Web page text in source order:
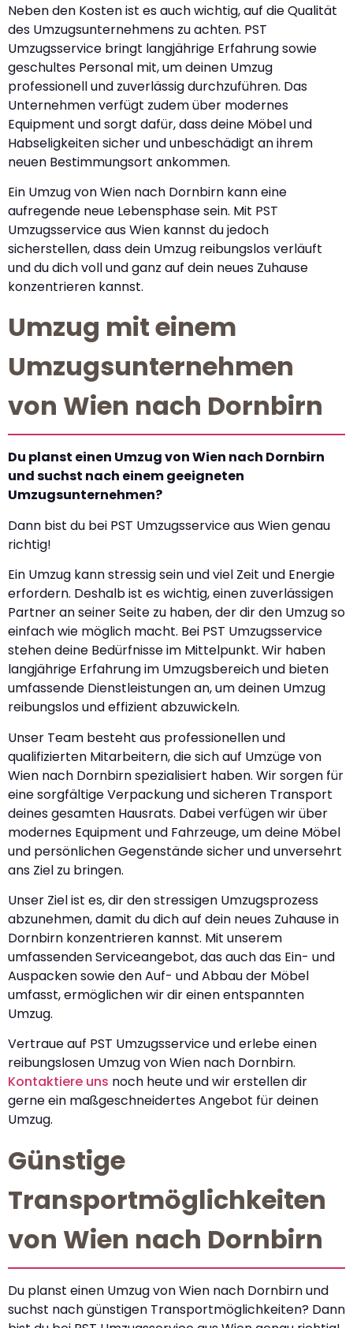
Neben den Kosten ist es auch wichtig, auf die Qualität
des Umzugsunternehmens zu achten. PST
Umzugsservice bringt langjährige Erfahrung sowie
geschultes Personal mit, um deinen Umzug
professionell und zuverlässig durchzuführen. Das
Unternehmen verfügt zudem über modernes
Equipment und sorgt dafür, dass deine Möbel und
Habseligkeiten sicher und unbeschädigt an ihrem
neuen Bestimmungsort ankommen.
Ein Umzug von Wien nach Dornbirn kann eine
aufregende neue Lebensphase sein. Mit PST
Umzugsservice aus Wien kannst du jedoch
sicherstellen, dass dein Umzug reibungslos verläuft
und du dich voll und ganz auf dein neues Zuhause
konzentrieren kannst.
Umzug mit einem
Umzugsunternehmen
von Wien nach Dornbirn
Du planst einen Umzug von Wien nach Dornbirn
und suchst nach einem geeigneten
Umzugsunternehmen?
Dann bist du bei PST Umzugsservice aus Wien genau
richtig!
Ein Umzug kann stressig sein und viel Zeit und Energie
erfordern. Deshalb ist es wichtig, einen zuverlässigen
Partner an seiner Seite zu haben, der dir den Umzug so
einfach wie möglich macht. Bei PST Umzugsservice
stehen deine Bedürfnisse im Mittelpunkt. Wir haben
langjährige Erfahrung im Umzugsbereich und bieten
umfassende Dienstleistungen an, um deinen Umzug
reibungslos und effizient abzuwickeln.
Unser Team besteht aus professionellen und
qualifizierten Mitarbeitern, die sich auf Umzüge von
Wien nach Dornbirn spezialisiert haben. Wir sorgen für
eine sorgfältige Verpackung und sicheren Transport
deines gesamten Hausrats. Dabei verfügen wir über
modernes Equipment und Fahrzeuge, um deine Möbel
und persönlichen Gegenstände sicher und unversehrt
ans Ziel zu bringen.
Unser Ziel ist es, dir den stressigen Umzugsprozess
abzunehmen, damit du dich auf dein neues Zuhause in
Dornbirn konzentrieren kannst. Mit unserem
umfassenden Serviceangebot, das auch das Ein- und
Auspacken sowie den Auf- und Abbau der Möbel
umfasst, ermöglichen wir dir einen entspannten
Umzug.
Vertraue auf PST Umzugsservice und erlebe einen
reibungslosen Umzug von Wien nach Dornbirn.
Kontaktiere uns noch heute und wir erstellen dir
gerne ein maßgeschneidertes Angebot für deinen
Umzug.
Günstige
Transportmöglichkeiten
von Wien nach Dornbirn
Du planst einen Umzug von Wien nach Dornbirn und
suchst nach günstigen Transportmöglichkeiten? Dann